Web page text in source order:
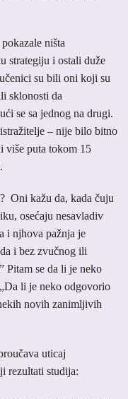
ništa
strategiju i ostali duže
su bili oni koji su
sklonosti da
se sa jednog na drugi.
– nije bilo bitno
više puta tokom 15
Oni kažu da, kada čuju
osećaju nesavladiv
i njhova pažnja je
i bez zvučnog ili
Pitam se da li je neko
li je neko odgovorio
novih zanimljivih
uticaj
rezultati studija: